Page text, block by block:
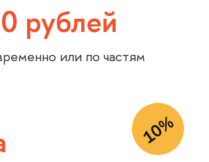
и дают вдохновение
расти и преподавать. Спасибо
и кураторам.
рублей
или по частям
10%